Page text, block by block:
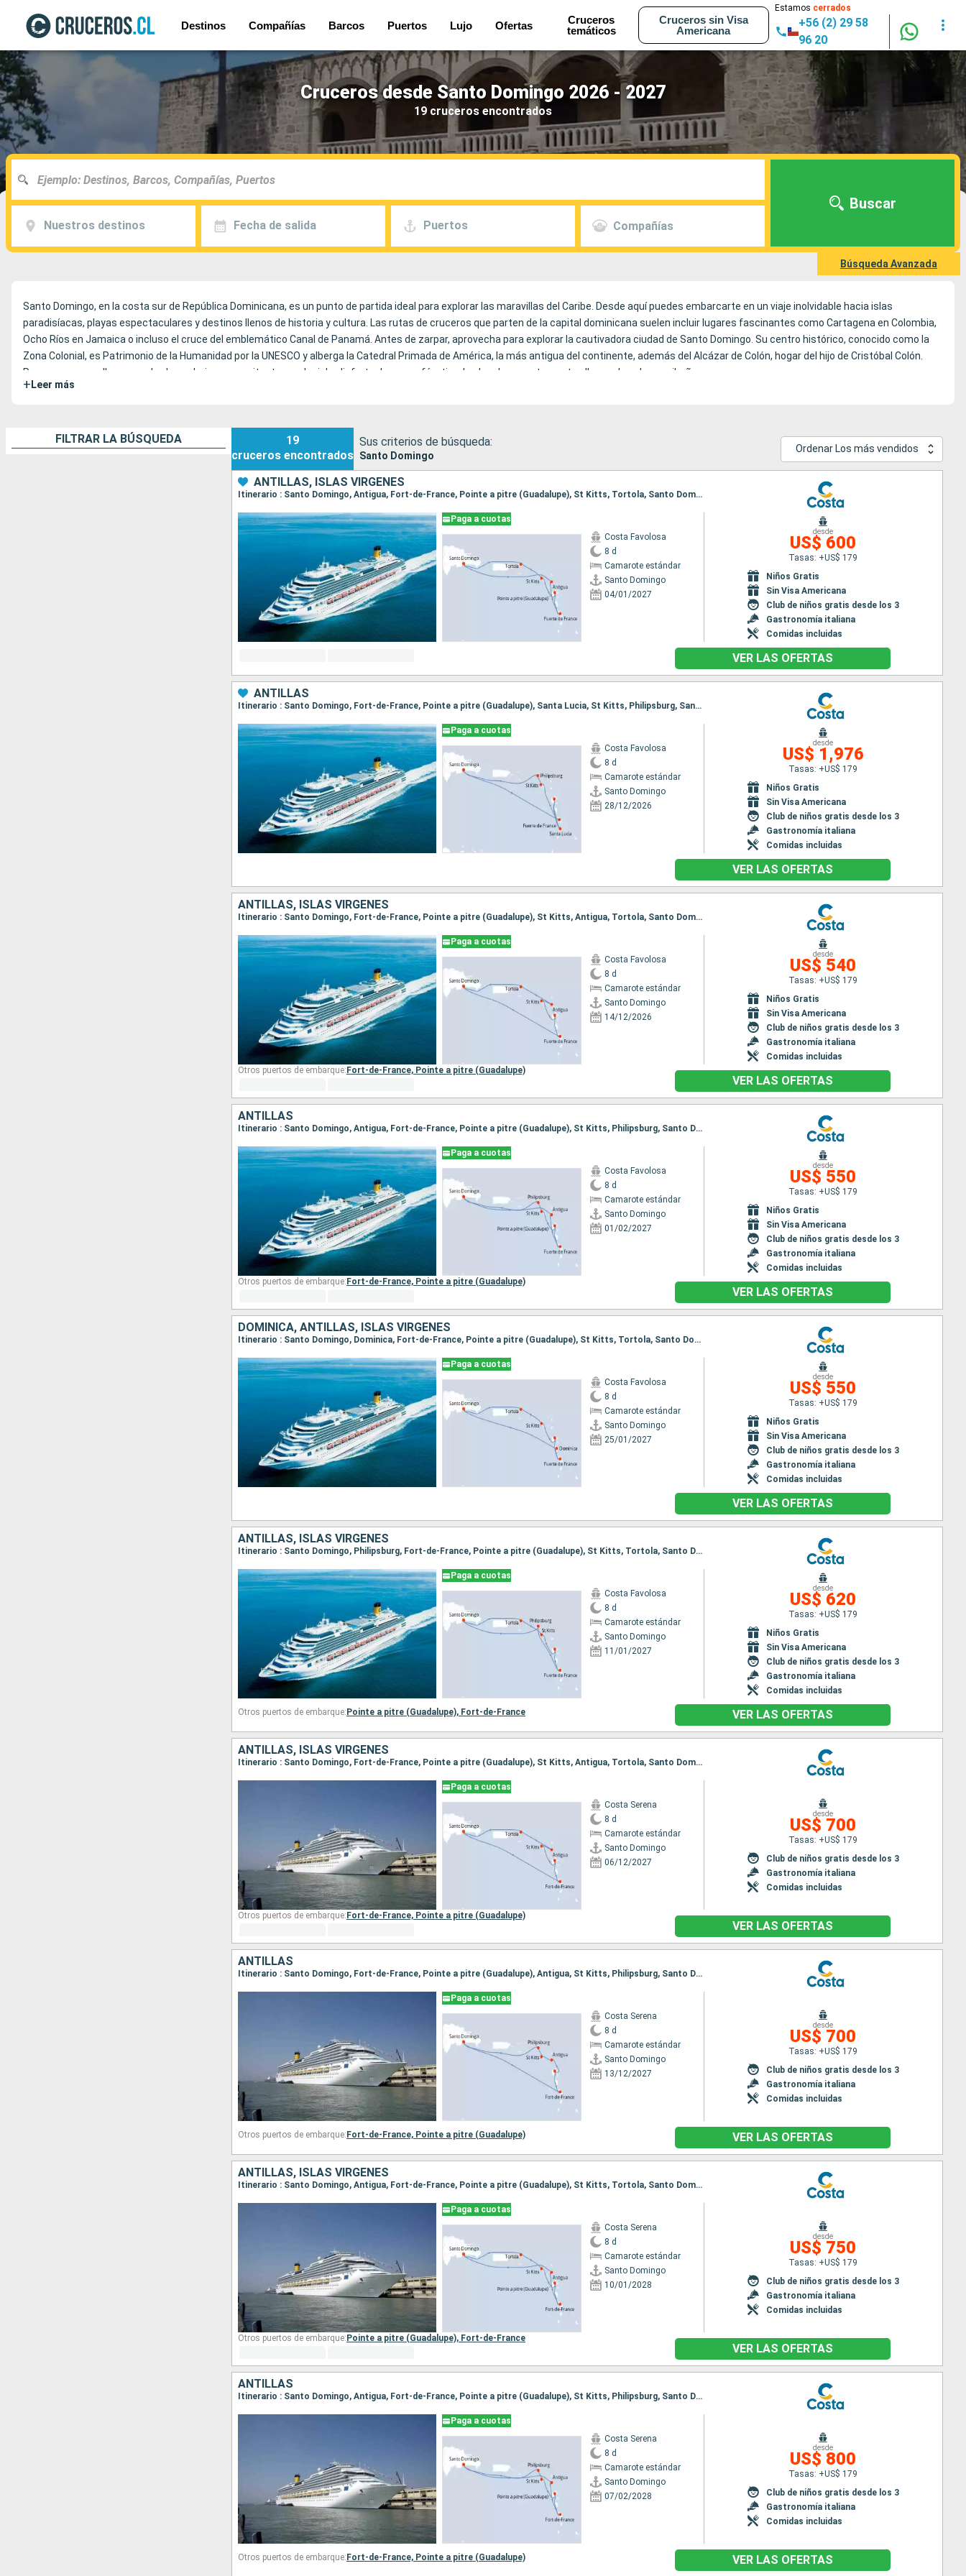
Destinos Compañías Barcos Puertos Lujo Ofertas
Cruceros
temáticos
Cruceros sin Visa
Americana
Estamos cerrados
+56 (2) 29 58
96 20
Cruceros desde Santo Domingo 2026 - 2027
19 cruceros encontrados
Nuestros destinos Fecha de salida Puertos Compañías
Buscar
Búsqueda Avanzada
Santo Domingo, en la costa sur de República Dominicana, es un punto de partida ideal para explorar las maravillas del Caribe. Desde aquí puedes embarcarte en un viaje inolvidable hacia islas
paradisíacas, playas espectaculares y destinos llenos de historia y cultura. Las rutas de cruceros que parten de la capital dominicana suelen incluir lugares fascinantes como Cartagena en Colombia,
Ocho Ríos en Jamaica o incluso el cruce del emblemático Canal de Panamá. Antes de zarpar, aprovecha para explorar la cautivadora ciudad de Santo Domingo. Su centro histórico, conocido como la
Zona Colonial, es Patrimonio de la Humanidad por la UNESCO y alberga la Catedral Primada de América, la más antigua del continente, además del Alcázar de Colón, hogar del hijo de Cristóbal Colón.
Pasea por sus calles empedradas, admira su arquitectura colonial y disfruta de sus cafés, tiendas locales y restaurantes llenos de sabor caribeño.
+ Leer más
FILTRAR LA BÚSQUEDA
19
cruceros encontrados
Sus criterios de búsqueda:
Santo Domingo
Ordenar Los más vendidos
ANTILLAS, ISLAS VÍRGENES
Itinerario : Santo Domingo, Antigua, Fort-de-France, Pointe a pitre (Guadalupe), St Kitts, Tortola, Santo Domingo
Paga a cuotas
Costa Favolosa
8 d
Camarote estándar
Santo Domingo
04/01/2027
desde
US$ 600
Tasas: +US$ 179
Niños Gratis
Sin Visa Americana
Club de niños gratis desde los 3
Gastronomía italiana
Comidas incluidas
VER LAS OFERTAS
ANTILLAS
Itinerario : Santo Domingo, Fort-de-France, Pointe a pitre (Guadalupe), Santa Lucia, St Kitts, Philipsburg, Santo Domingo
Paga a cuotas
Costa Favolosa
8 d
Camarote estándar
Santo Domingo
28/12/2026
desde
US$ 1,976
Tasas: +US$ 179
Niños Gratis
Sin Visa Americana
Club de niños gratis desde los 3
Gastronomía italiana
Comidas incluidas
VER LAS OFERTAS
ANTILLAS, ISLAS VÍRGENES
Itinerario : Santo Domingo, Fort-de-France, Pointe a pitre (Guadalupe), St Kitts, Antigua, Tortola, Santo Domingo
Paga a cuotas
Costa Favolosa
8 d
Camarote estándar
Santo Domingo
14/12/2026
desde
US$ 540
Tasas: +US$ 179
Niños Gratis
Sin Visa Americana
Club de niños gratis desde los 3
Gastronomía italiana
Comidas incluidas
Otros puertos de embarque: Fort-de-France, Pointe a pitre (Guadalupe)
VER LAS OFERTAS
ANTILLAS
Itinerario : Santo Domingo, Antigua, Fort-de-France, Pointe a pitre (Guadalupe), St Kitts, Philipsburg, Santo Domingo
Paga a cuotas
Costa Favolosa
8 d
Camarote estándar
Santo Domingo
01/02/2027
desde
US$ 550
Tasas: +US$ 179
Niños Gratis
Sin Visa Americana
Club de niños gratis desde los 3
Gastronomía italiana
Comidas incluidas
Otros puertos de embarque: Fort-de-France, Pointe a pitre (Guadalupe)
VER LAS OFERTAS
DOMINICA, ANTILLAS, ISLAS VÍRGENES
Itinerario : Santo Domingo, Dominica, Fort-de-France, Pointe a pitre (Guadalupe), St Kitts, Tortola, Santo Domingo
Paga a cuotas
Costa Favolosa
8 d
Camarote estándar
Santo Domingo
25/01/2027
desde
US$ 550
Tasas: +US$ 179
Niños Gratis
Sin Visa Americana
Club de niños gratis desde los 3
Gastronomía italiana
Comidas incluidas
VER LAS OFERTAS
ANTILLAS, ISLAS VÍRGENES
Itinerario : Santo Domingo, Philipsburg, Fort-de-France, Pointe a pitre (Guadalupe), St Kitts, Tortola, Santo Domingo
Paga a cuotas
Costa Favolosa
8 d
Camarote estándar
Santo Domingo
11/01/2027
desde
US$ 620
Tasas: +US$ 179
Niños Gratis
Sin Visa Americana
Club de niños gratis desde los 3
Gastronomía italiana
Comidas incluidas
Otros puertos de embarque: Pointe a pitre (Guadalupe), Fort-de-France VER LAS OFERTAS
ANTILLAS, ISLAS VÍRGENES
Itinerario : Santo Domingo, Fort-de-France, Pointe a pitre (Guadalupe), St Kitts, Antigua, Tortola, Santo Domingo
Paga a cuotas
Costa Serena
8 d
Camarote estándar
Santo Domingo
06/12/2027
desde
US$ 700
Tasas: +US$ 179
Club de niños gratis desde los 3
Gastronomía italiana
Comidas incluidas
Otros puertos de embarque: Fort-de-France, Pointe a pitre (Guadalupe)
VER LAS OFERTAS
ANTILLAS
Itinerario : Santo Domingo, Fort-de-France, Pointe a pitre (Guadalupe), Antigua, St Kitts, Philipsburg, Santo Domingo
Paga a cuotas
Costa Serena
8 d
Camarote estándar
Santo Domingo
13/12/2027
desde
US$ 700
Tasas: +US$ 179
Club de niños gratis desde los 3
Gastronomía italiana
Comidas incluidas
Otros puertos de embarque: Fort-de-France, Pointe a pitre (Guadalupe) VER LAS OFERTAS
ANTILLAS, ISLAS VÍRGENES
Itinerario : Santo Domingo, Antigua, Fort-de-France, Pointe a pitre (Guadalupe), St Kitts, Tortola, Santo Domingo
Paga a cuotas
Costa Serena
8 d
Camarote estándar
Santo Domingo
10/01/2028
desde
US$ 750
Tasas: +US$ 179
Club de niños gratis desde los 3
Gastronomía italiana
Comidas incluidas
Otros puertos de embarque: Pointe a pitre (Guadalupe), Fort-de-France
VER LAS OFERTAS
ANTILLAS
Itinerario : Santo Domingo, Antigua, Fort-de-France, Pointe a pitre (Guadalupe), St Kitts, Philipsburg, Santo Domingo
Paga a cuotas
Costa Serena
8 d
Camarote estándar
Santo Domingo
07/02/2028
desde
US$ 800
Tasas: +US$ 179
Club de niños gratis desde los 3
Gastronomía italiana
Comidas incluidas
Otros puertos de embarque: Fort-de-France, Pointe a pitre (Guadalupe) VER LAS OFERTAS